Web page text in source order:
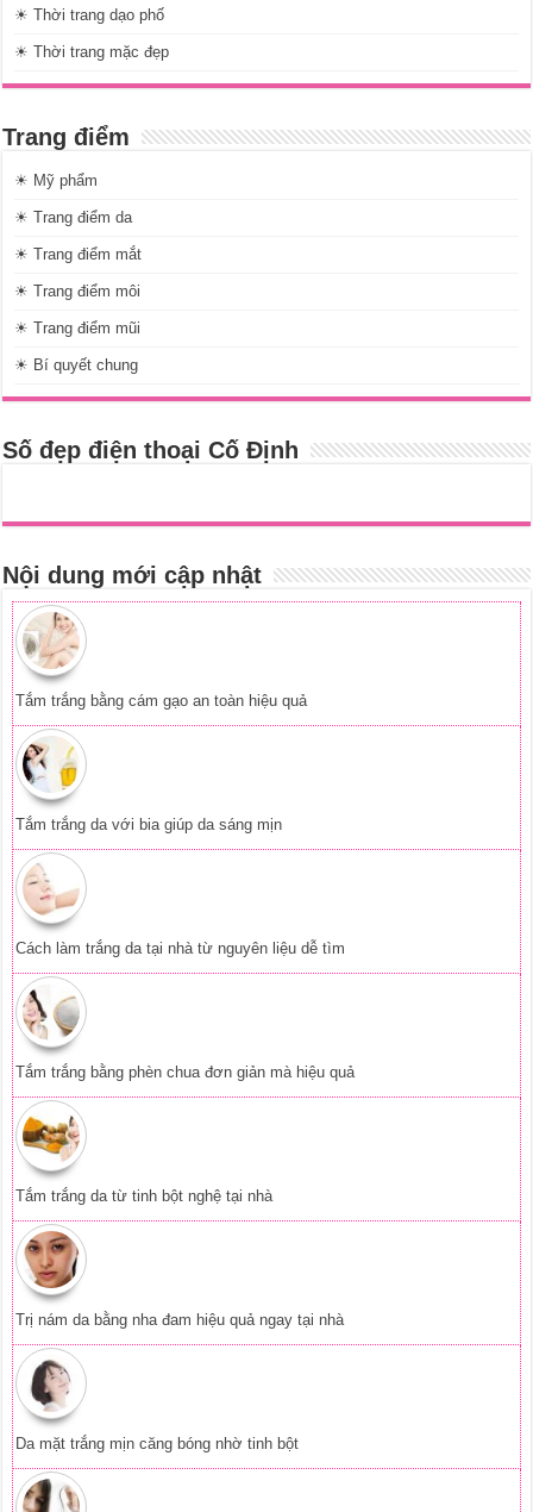
☀ Thời trang dạo phố
☀ Thời trang mặc đẹp
Trang điểm
☀ Mỹ phẩm
☀ Trang điểm da
☀ Trang điểm mắt
☀ Trang điểm môi
☀ Trang điểm mũi
☀ Bí quyết chung
Số đẹp điện thoại Cố Định
Nội dung mới cập nhật
Tắm trắng bằng cám gạo an toàn hiệu quả
Tắm trắng da với bia giúp da sáng mịn
Cách làm trắng da tại nhà từ nguyên liệu dễ tìm
Tắm trắng bằng phèn chua đơn giản mà hiệu quả
Tắm trắng da từ tinh bột nghệ tại nhà
Trị nám da bằng nha đam hiệu quả ngay tại nhà
Da mặt trắng mịn căng bóng nhờ tinh bột